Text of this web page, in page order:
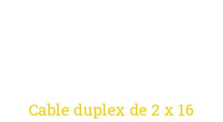
Cable duplex de 2 x 16